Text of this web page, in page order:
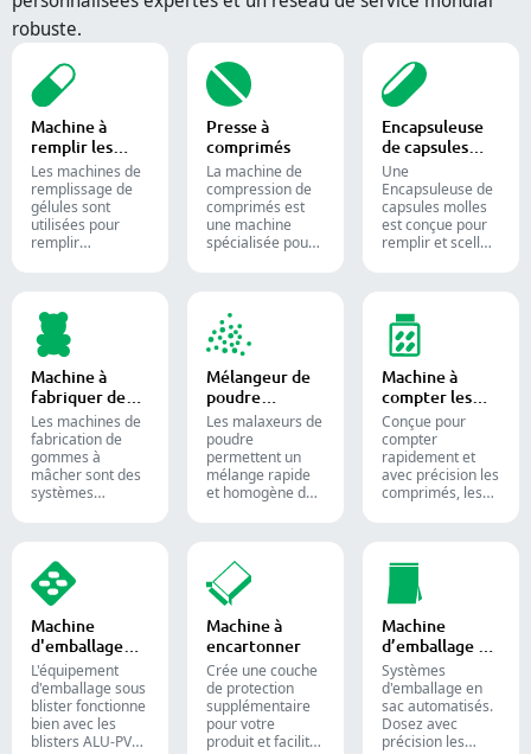
robuste.
Machine à
remplir les
capsules
Les machines de
remplissage de
gélules sont
utilisées pour
remplir
quantités
précises de
poudres,
granulés,
pastilles ou
liquides dans la
production
pharmaceutique
et les
compléments
alimentaires.
Presse à
comprimés
La machine de
compression de
comprimés est
une machine
spécialisée pour
Encapsuleuse
de capsules
molles
Une
Encapsuleuse de
capsules molles
est conçue pour
remplir et sceller
capsules de
gélatine molle.
Machine à
fabriquer des
bonbons
gélifiés
Les machines de
fabrication de
gommes à
mâcher sont des
systèmes
bonbons gélifiés
et des
compléments
alimentaires
destinés aux
industries
confiseries et
pharmaceutiques.
Mélangeur de
poudre
industriel
Les malaxeurs de
poudre
permettent un
mélange rapide
et homogène des
utilisés dans les
industries
pharmaceutique,
alimentaire et
chimique.
Machine à
compter les
comprimés
Conçue pour
compter
rapidement et
avec précision les
comprimés, les
votre processus
de
conditionnement
pharmaceutique
grâce à nos
diverses solutions
de comptage de
formes solides.
Machine
d'emballage
sous blister
L'équipement
d'emballage sous
blister fonctionne
bien avec les
blisters ALU-PVC
Machine à
encartonner
Crée une couche
de protection
supplémentaire
pour votre
produit et facilite
Machine
d’emballage en
sac
Systèmes
d'emballage en
sac automatisés.
Dosez avec
précision les